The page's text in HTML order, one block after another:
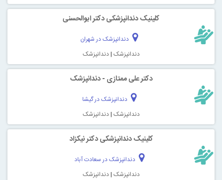
کلینیک دندانپزشکی دکتر ابوالحسنی
دندانپزشک در شهران
دندانپزشک |دندانپزشک
دکتر علی ممتازی - دندانپزشک
دندانپزشک در گیشا
دندانپزشک |دندانپزشک
کلینیک دندانپزشکی دکتر نیکزاد
دندانپزشک در سعادت آباد
دندانپزشک |دندانپزشک